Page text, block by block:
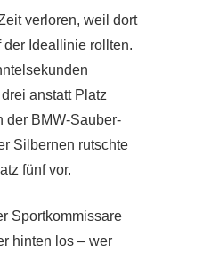
verloren, weil dort
der Ideallinie rollten.
anstatt Platz
der BMW-Sauber-
Silbernen rutschte
fünf vor.
Sportkommissare
hinten los – wer